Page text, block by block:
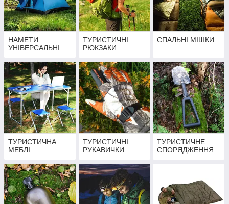
НАМЕТИ
УНІВЕРСАЛЬНІ
ТУРИСТИЧНІ
РЮКЗАКИ
СПАЛЬНІ МІШКИ
ТУРИСТИЧНА
МЕБЛІ
ТУРИСТИЧНІ
РУКАВИЧКИ
ТУРИСТИЧНЕ
СПОРЯДЖЕННЯ